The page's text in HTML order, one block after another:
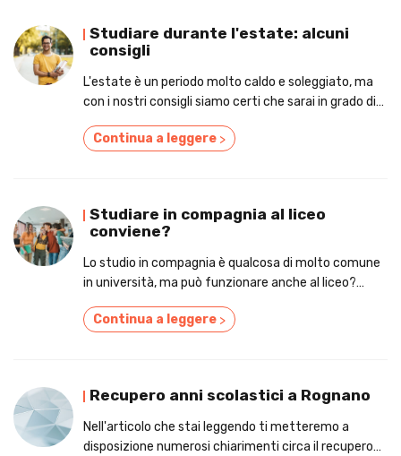
Studiare durante l'estate: alcuni
consigli
L'estate è un periodo molto caldo e soleggiato, ma
con i nostri consigli siamo certi che sarai in grado di
Continua a leggere >
Studiare in compagnia al liceo
conviene?
Lo studio in compagnia è qualcosa di molto comune
in università, ma può funzionare anche al liceo?
Continua a leggere >
Recupero anni scolastici a Rognano
Nell'articolo che stai leggendo ti metteremo a
disposizione numerosi chiarimenti circa il recupero